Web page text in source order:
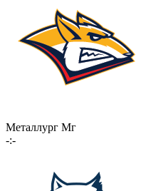
Металлург Мг
-:-